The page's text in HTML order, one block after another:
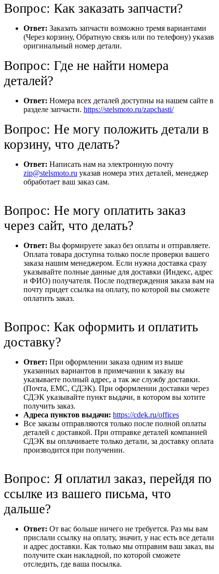
Вопрос: Как заказать запчасти?
Ответ: Заказать запчасти возможно тремя вариантами
(Через корзину, Обратную связь или по телефону) указав
оригинальный номер детали.
Вопрос: Где не найти номера
деталей?
Ответ: Номера всех деталей доступны на нашем сайте в
разделе запчасти. https://stelsmoto.ru/zapchasti/
Вопрос: Не могу положить детали в
корзину, что делать?
Ответ: Написать нам на электронную почту
zip@stelsmoto.ru указав номера этих деталей, менеджер
обработает ваш заказ сам.
Вопрос: Не могу оплатить заказ
через сайт, что делать?
Ответ: Вы формируете заказ без оплаты и отправляете.
Оплата товара доступна только после проверки вашего
заказа нашим менеджером. Если нужна доставка сразу
указывайте полные данные для доставки (Индекс, адрес
и ФИО) получателя. После подтверждения заказа вам на
почту придет ссылка на оплату, по которой вы сможете
оплатить заказ.
Вопрос: Как оформить и оплатить
доставку?
Ответ: При оформлении заказа одним из выше
указанных вариантов в примечании к заказу вы
указываете полный адрес, а так же службу доставки.
(Почта, ЕМС, СДЭК). При оформлении доставки через
СДЭК указывайте пункт выдачи, в котором вы хотите
получить заказ.
Адреса пунктов выдачи: https://cdek.ru/offices
Все заказы отправляются только после полной оплаты
деталей с доставкой. При отправке деталей компанией
СДЭК вы оплачиваете только детали, за доставку оплата
производится при получении.
Вопрос: Я оплатил заказ, перейдя по
ссылке из вашего письма, что
дальше?
Ответ: От вас больше ничего не требуется. Раз мы вам
прислали ссылку на оплату, значит, у нас есть все детали
и адрес доставки. Как только мы отправим ваш заказ, вы
получите скан накладной, по которой сможете
отследить, где ваша посылка.